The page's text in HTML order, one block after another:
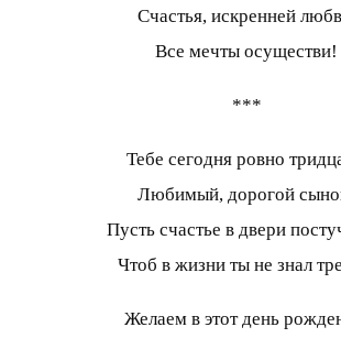
Счастья, искренней
Все мечты осуществи!
***
Тебе сегодня ровно
Любимый, дорогой
Пусть счастье в двери
Чтоб в жизни ты не знал
Желаем в этот день